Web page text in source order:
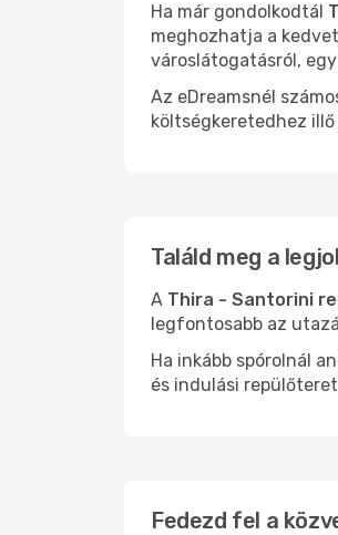
Ha már gondolkodtál
meghozhatja a
városlátogatásról,
Az eDreamsnél
költségkeretedhez
Találd meg a
A Thira - Santorini
legfontosabb az
Ha inkább spórolnál
és indulási
Fedezd fel a